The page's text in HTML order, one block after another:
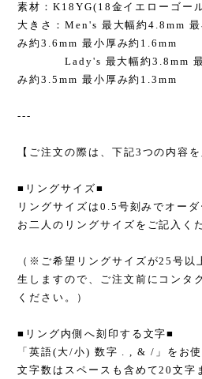
素材：K18YG(18金イエローゴー
大きさ：Men's 最大幅約4.8mm
み約3.6mm 最小厚み約1.6mm
Lady's 最大幅約3.8mm 最小
み約3.5mm 最小厚み約1.3mm
---
【ご注文の際は、下記3つの内容
■リングサイズ■
リングサイズは0.5号刻みでオーダ
お二人のリングサイズをご記入く
（※ご希望リングサイズが25号以
生しますので、ご注文前にコンタ
ください。）
■リング内側へ刻印する文字■
「英語(大/小) 数字 . , & /」をお使
文字数はスペースも含めて20文字